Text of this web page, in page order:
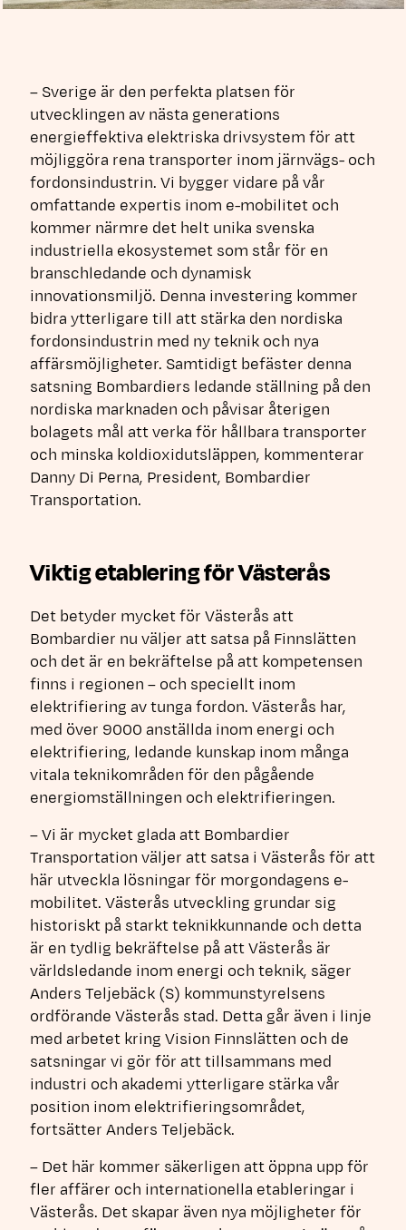
– Sverige är den perfekta platsen för
utvecklingen av nästa generations
energieffektiva elektriska drivsystem för att
möjliggöra rena transporter inom järnvägs- och
fordonsindustrin. Vi bygger vidare på vår
omfattande expertis inom e-mobilitet och
kommer närmre det helt unika svenska
industriella ekosystemet som står för en
branschledande och dynamisk
innovationsmiljö. Denna investering kommer
bidra ytterligare till att stärka den nordiska
fordonsindustrin med ny teknik och nya
affärsmöjligheter. Samtidigt befäster denna
satsning Bombardiers ledande ställning på den
nordiska marknaden och påvisar återigen
bolagets mål att verka för hållbara transporter
och minska koldioxidutsläppen, kommenterar
Danny Di Perna, President, Bombardier
Transportation.
Viktig etablering för Västerås
Det betyder mycket för Västerås att
Bombardier nu väljer att satsa på Finnslätten
och det är en bekräftelse på att kompetensen
finns i regionen – och speciellt inom
elektrifiering av tunga fordon. Västerås har,
med över 9000 anställda inom energi och
elektrifiering, ledande kunskap inom många
vitala teknikområden för den pågående
energiomställningen och elektrifieringen.
– Vi är mycket glada att Bombardier
Transportation väljer att satsa i Västerås för att
här utveckla lösningar för morgondagens e-
mobilitet. Västerås utveckling grundar sig
historiskt på starkt teknikkunnande och detta
är en tydlig bekräftelse på att Västerås är
världsledande inom energi och teknik, säger
Anders Teljebäck (S) kommunstyrelsens
ordförande Västerås stad. Detta går även i linje
med arbetet kring Vision Finnslätten och de
satsningar vi gör för att tillsammans med
industri och akademi ytterligare stärka vår
position inom elektrifieringsområdet,
fortsätter Anders Teljebäck.
– Det här kommer säkerligen att öppna upp för
fler affärer och internationella etableringar i
Västerås. Det skapar även nya möjligheter för